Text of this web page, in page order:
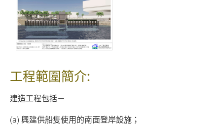
工程範圍簡介:
建造工程包括－
(a) 興建供船隻使用的南面登岸設施；